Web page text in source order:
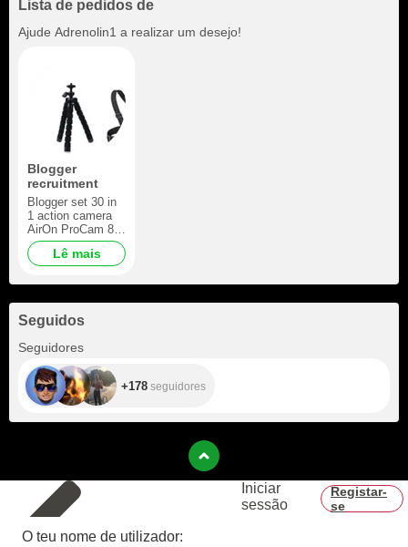
Lista de pedidos de
Ajude Adrenolin1 a realizar um desejo!
Blogger
recruitment
Blogger set 30 in
1 action camera
AirOn ProCam 8
Black with
accessories
Lê mais
Seguidos
Seguidores
+178 seguidores
Iniciar
sessão
Registar-
se
O teu nome de utilizador: